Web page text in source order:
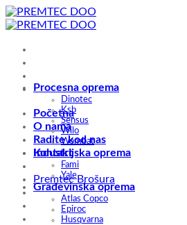
Skip
to
Početna
O nama
Radite kod nas
Kontakt
Premtec Brošura
Procesna oprema
Dinotec
Ksb
Sensus
Wilo
Wombat
Industrijska oprema
Fami
Yale
Građevinska oprema
Atlas Copco
Epiroc
Husqvarna